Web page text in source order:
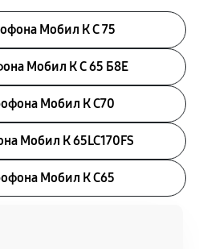
Мобил К С 75
Мобил К С 65 Б8Е
Мобил К С70
Мобил К 65LC170FS
Мобил К С65